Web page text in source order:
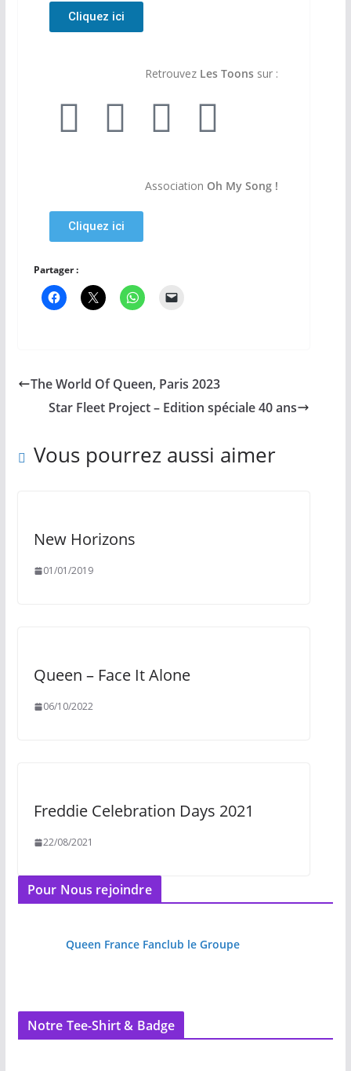
Cliquez ici
Retrouvez Les Toons sur :
Association Oh My Song !
Cliquez ici
Partager :
The World Of Queen, Paris 2023
Star Fleet Project – Edition spéciale 40 ans
Vous pourrez aussi aimer
New Horizons
01/01/2019
Queen – Face It Alone
06/10/2022
Freddie Celebration Days 2021
22/08/2021
Pour Nous rejoindre
Queen France Fanclub le Groupe
Notre Tee-Shirt & Badge